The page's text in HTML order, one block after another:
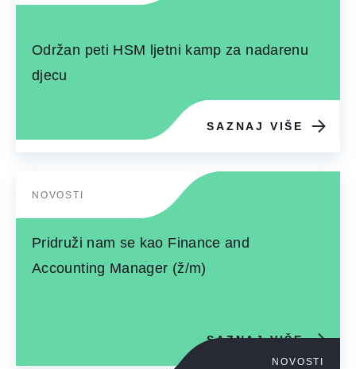
Održan peti HSM ljetni kamp za nadarenu
djecu
SAZNAJ VIŠE
NOVOSTI
Pridruži nam se kao Finance and
Accounting Manager (ž/m)
SAZNAJ VIŠE
NOVOSTI